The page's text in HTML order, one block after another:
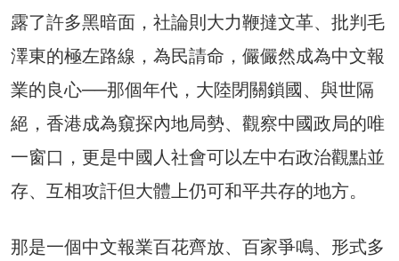
露了許多黑暗面，社論則大力鞭撻文革、批判毛
澤東的極左路線，為民請命，儼儼然成為中文報
業的良心──那個年代，大陸閉關鎖國、與世隔
絕，香港成為窺探內地局勢、觀察中國政局的唯
一窗口，更是中國人社會可以左中右政治觀點並
存、互相攻訐但大體上仍可和平共存的地方。
那是一個中文報業百花齊放、百家爭鳴、形式多